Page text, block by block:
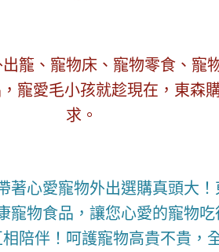
籠、寵物床、寵物零食、寵
寵愛毛小孩就趁現在，東森
求。
著心愛寵物外出選購真頭大
寵物食品，讓您心愛的寵物吃
陪伴！呵護寵物高貴不貴，